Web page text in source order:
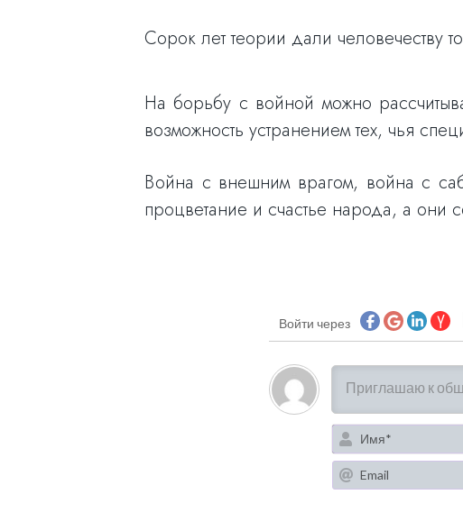
Сорок лет теории дали человечеству
На борьбу с войной можно
возможность устранением тех, чья
Война с внешним врагом, война с
процветание и счастье народа, а они
Войти через